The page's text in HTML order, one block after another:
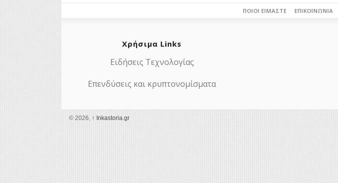
ΠΟΙΟΙ ΕΊΜΑΣΤΕ ΕΠΙΚΟΙΝΩΝΊΑ
Χρήσιμα Links
Ειδήσεις Τεχνολογίας
Επενδύσεις και κρυπτονομίσματα
© 2026, ↑ Ιnkastoria.gr